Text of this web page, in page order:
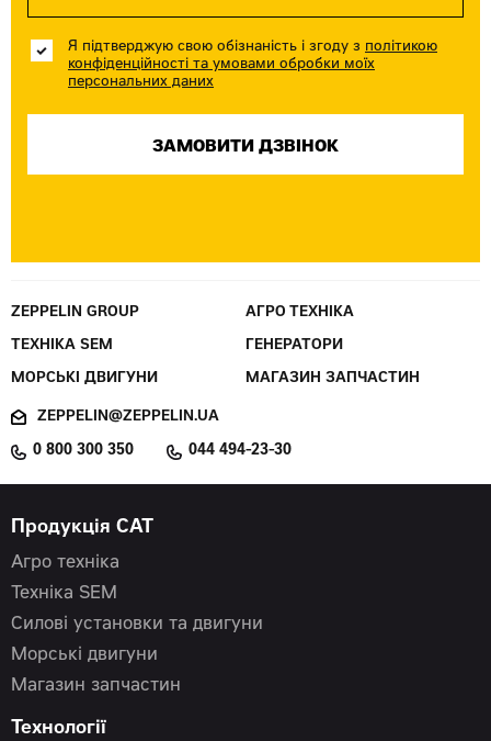
Я підтверджую свою обізнаність і згоду з політикою
конфіденційності та умовами обробки моїх
персональних даних
ZEPPELIN GROUP АГРО ТЕХНІКА
ТЕХНІКА SEM ГЕНЕРАТОРИ
МОРСЬКІ ДВИГУНИ МАГАЗИН ЗАПЧАСТИН
ZEPPELIN@ZEPPELIN.UA
0 800 300 350 044 494-23-30
Продукція CAT
Агро техніка
Техніка SEM
Силові установки та двигуни
Морські двигуни
Магазин запчастин
Технології